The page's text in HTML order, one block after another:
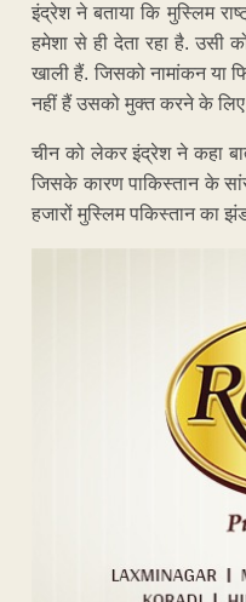
इंद्रेश ने बताया कि मुस्लिम
हमेशा से ही देता रहा है. उसी
खाली हैं. जिसको नामांकन या
नहीं हैं उसको मुक्त करने के लिए
चीन को लेकर इंद्रेश ने कहा
जिसके कारण पाकिस्तान के
हजारों मुस्लिम पकिस्तान का